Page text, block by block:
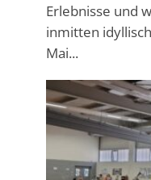
Erlebnisse und
inmitten
Mai...